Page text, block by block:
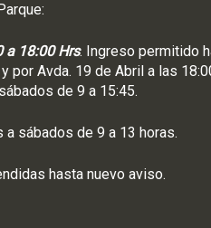
a 18:00 Hrs. Ingreso permitido
por Avda. 19 de Abril a las
de 9 a 15:45.
sábados de 9 a 13 horas.
hasta nuevo aviso.